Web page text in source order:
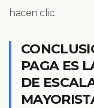
hacen clic.
PAGA ES
DE